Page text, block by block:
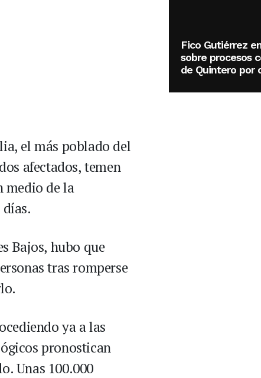
el más poblado del
afectados, temen
medio de la
Bajos, hubo que
tras romperse
ya a las
pronostican
Unas 100.000
Fico Gutiérrez
sobre procesos
de Quintero por